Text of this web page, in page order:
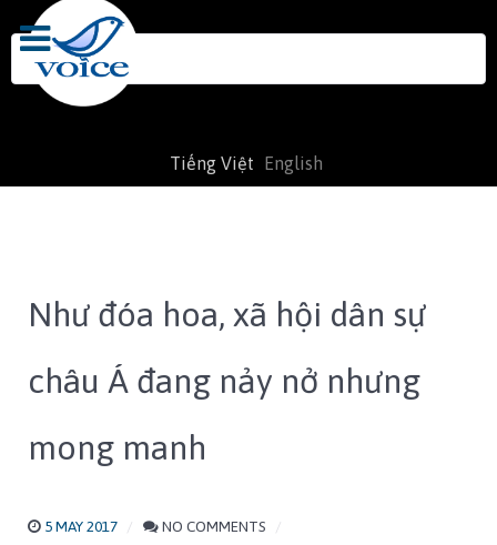
Search
for:
Tiếng Việt English
Như đóa hoa, xã hội dân sự
châu Á đang nảy nở nhưng
mong manh
5 MAY 2017
NO COMMENTS